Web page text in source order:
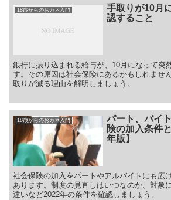
18歳からのおカネ入門
手取りが10月
認すること
銀行に振り込まれる給与が、10月になって突
す。その原因は社会保険にあるかもしれませ
取りが減る理由を解明しましょう。
18歳からのおカネ入門
パート、バイ
険の加入条件
年版】
社会保険の加入をパートやアルバイトにも広
あります。制度の見直しはいつなのか、対象
違いなど2022年の条件を確認しましょう。